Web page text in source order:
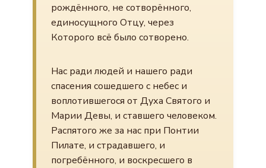
рождённого, не сотворённого,
единосущного Отцу, через
Которого всё было сотворено.
Нас ради людей и нашего ради
спасения сошедшего с небес и
воплотившегося от Духа Святого и
Марии Девы, и ставшего человеком.
Распятого же за нас при Понтии
Пилате, и страдавшего, и
погребённого, и воскресшего в